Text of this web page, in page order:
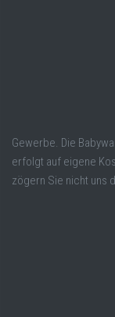
Gewerbe. Die
erfolgt auf eigene
zögern Sie nicht uns